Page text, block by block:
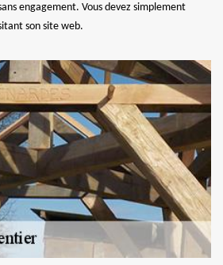
engagement. Vous devez simplement
son site web.